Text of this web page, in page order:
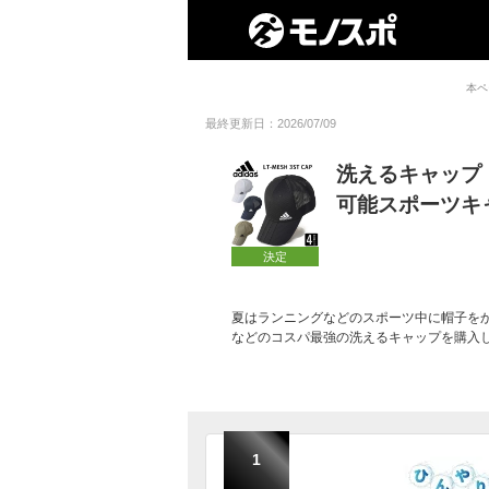
本
最終更新日：2026/07/09
決定
洗えるキャップ
可能スポーツキ
夏はランニングなどのスポーツ中に帽子を
などのコスパ最強の洗えるキャップを購入
1